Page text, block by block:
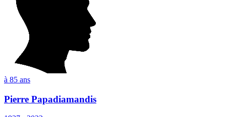
à 85 ans
Pierre Papadiamandis